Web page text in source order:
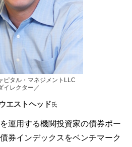
ピタル・マネジメントLLC
イレクター／
エストヘッド 氏
運用する機関投資家の債券ポー
券インデックスをベンチマーク